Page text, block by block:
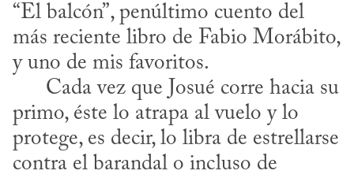
“El balcón”, penúltimo cuento del
más reciente libro de Fabio Morábito,
y uno de mis favoritos.
primo, éste lo atrapa al vuelo y lo
protege, es decir, lo libra de estrellarse
contra el barandal o incluso de